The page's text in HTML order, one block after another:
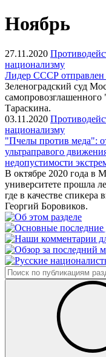
Ноябрь
27.11.2020
национализму
Лидер СССР отправлен
Зеленоградский суд
Тараскина.
03.11.2020
национализму
"Пчелы против меда":
ультраправого
недопустимости
В октябре 2020 года в
университете прошла
где в качестве
Георгий Боровиков.